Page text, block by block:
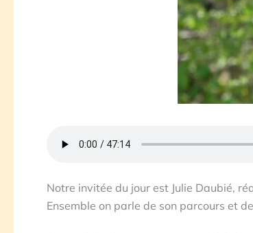
Notre invitée du jour est Julie Daubié,
Ensemble on parle de son parcours et